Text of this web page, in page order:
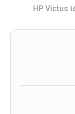
HP Victus